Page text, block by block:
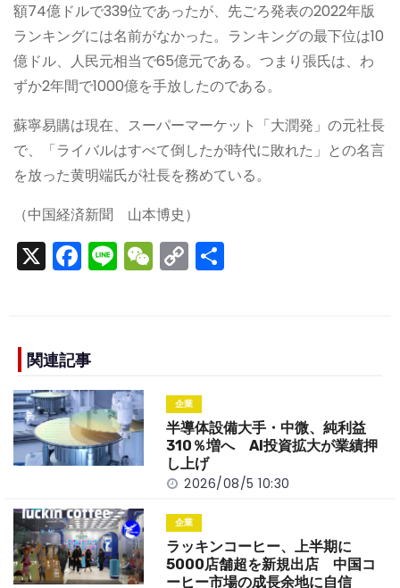
額74億ドルで339位であったが、先ごろ発表の2022年版
ランキングには名前がなかった。ランキングの最下位は10
億ドル、人民元相当で65億元である。つまり張氏は、わ
ずか2年間で1000億を手放したのである。
蘇寧易購は現在、スーパーマーケット「大潤発」の元社長
で、「ライバルはすべて倒したが時代に敗れた」との名言
を放った黄明端氏が社長を務めている。
（中国経済新聞 山本博史）
X F
a
e
b
o
o
k
Li
n
W
e
C
o
n
k
関連記事
企業
半導体設備大手・中微、純利益
310％増へ AI投資拡大が業績押
し上げ
2026/08/5 10:30
企業
ラッキンコーヒー、上半期に
5000店舗超を新規出店 中国コ
ーヒー市場の成長余地に自信